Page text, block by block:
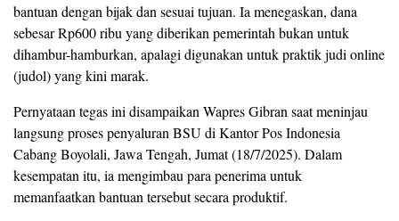
bantuan dengan bijak dan sesuai tujuan. Ia menegaskan, dana
sebesar Rp600 ribu yang diberikan pemerintah bukan untuk
dihambur-hamburkan, apalagi digunakan untuk praktik judi online
(judol) yang kini marak.
Pernyataan tegas ini disampaikan Wapres Gibran saat meninjau
langsung proses penyaluran BSU di Kantor Pos Indonesia
Cabang Boyolali, Jawa Tengah, Jumat (18/7/2025). Dalam
kesempatan itu, ia mengimbau para penerima untuk
memanfaatkan bantuan tersebut secara produktif.